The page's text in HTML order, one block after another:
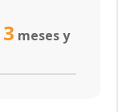
3 meses y